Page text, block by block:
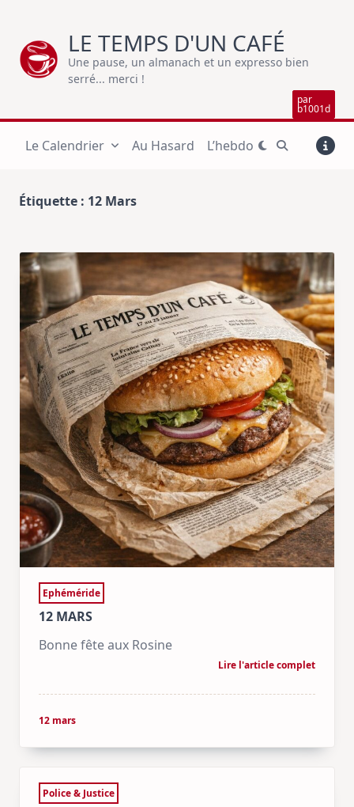
content
LE TEMPS D'UN CAFÉ
Une pause, un almanach et un expresso bien
serré... merci !
par
b1001d
Le Calendrier Au Hasard L’hebdo
Étiquette : 12 Mars
Ephéméride
12 MARS
Bonne fête aux Rosine
Lire l'article complet
12 mars
Police & Justice